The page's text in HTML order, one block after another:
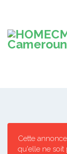
Cette
qu'elle ne